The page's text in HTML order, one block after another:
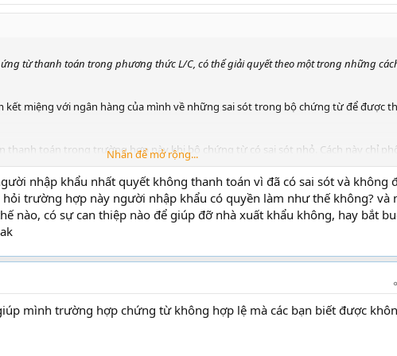
từ thanh toán trong phương thức L/C, có thể giải quyết theo một trong những
kết miệng với ngân hàng của mình về những sai sót trong bộ chứng từ để được
thanh toán trong trường hợp này khi bộ chứng từ có sai sót nhỏ. Cách này chỉ
nhau.
có tình trạng tài chính khả quan và là khách hàng quen thuộc của ngân hàng
phép giải toả
cam kết bồi thường
xuất khẩu có thể nhờ ngân hàng của mình chiết khấu các chứng từ bằng thư
Nhấn để mở rộng...
nhập khẩu nhất quyết không thanh toán vì đã có sai sót và không
trường hợp này người nhập khẩu có quyền làm như thế không? và
nào, có sự can thiệp nào để giúp đỡ nhà xuất khẩu không, hay bắt
mình trường hợp chứng từ không hợp lệ mà các bạn biết được